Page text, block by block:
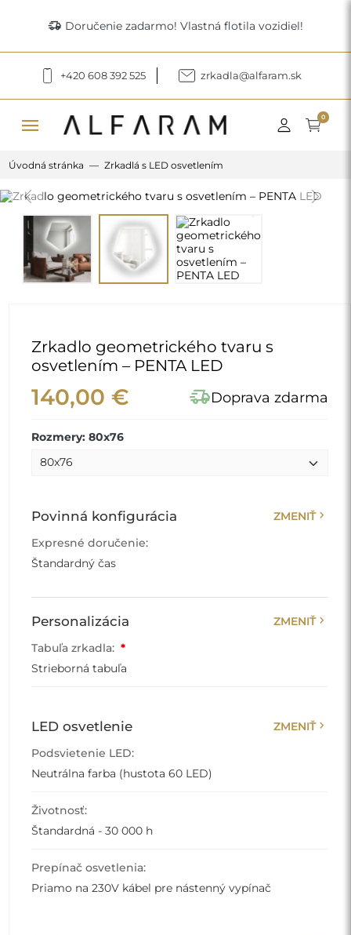
delivery_truck_speed Doručenie zadarmo! Vlastná flotila vozidiel!
+420 608 392 525 zrkadla@alfaram.sk
menu 0
Úvodná stránka Zrkadlá s LED osvetlením
Previous Next
Zrkadlo geometrického tvaru s
osvetlením – PENTA LED
140,00 € delivery_truck_speedDoprava zdarma
Rozmery: 80x76
Povinná konfigurácia ZMENIŤchevron_right
Expresné doručenie:
Štandardný čas
Personalizácia ZMENIŤchevron_right
Tabuľa zrkadla: *
Strieborná tabuľa
LED osvetlenie ZMENIŤchevron_right
Podsvietenie LED:
Neutrálna farba (hustota 60 LED)
Životnosť:
Štandardná - 30 000 h
Prepínač osvetlenia:
Priamo na 230V kábel pre nástenný vypínač